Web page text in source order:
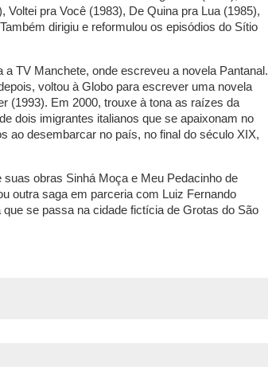
pra Você (1983), De Quina pra Lua (1985),
dirigiu e reformulou os episódios do Sítio
TV Manchete, onde escreveu a novela Pantanal.
voltou à Globo para escrever uma novela
(1993). Em 2000, trouxe à tona as raízes da
dois imigrantes italianos que se apaixonam no
ao desembarcar no país, no final do século XIX,
obras Sinhá Moça e Meu Pedacinho de
outra saga em parceria com Luiz Fernando
se passa na cidade fictícia de Grotas do São